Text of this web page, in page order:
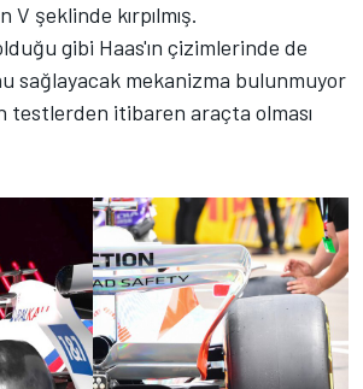
V şeklinde kırpılmış.
gibi Haas'ın çizimlerinde de
sağlayacak mekanizma bulunmuyor
testlerden itibaren araçta olması